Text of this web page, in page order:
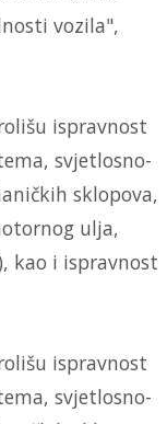
vozila",
ispravnost
svjetlosno-
sklopova,
ulja,
kao i ispravnost
ispravnost
svjetlosno-